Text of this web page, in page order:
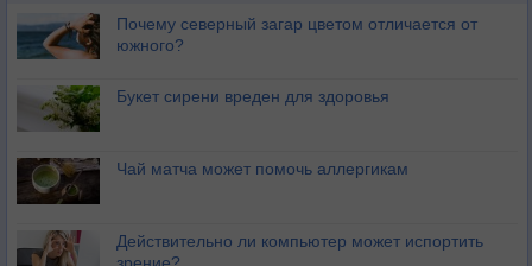
Почему северный загар цветом отличается от
южного?
Букет сирени вреден для здоровья
Чай матча может помочь аллергикам
Действительно ли компьютер может испортить